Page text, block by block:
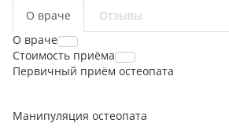
О враче
Отзывы
О враче
Стоимость приёма
Первичный приём остеопата
Манипуляция остеопата